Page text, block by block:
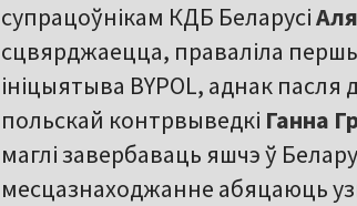
супрацоўнікам КДБ Беларусі
сцвярджаецца, праваліла першы
ініцыятыва BYPOL, аднак пасля
польскай контрвыведкі Ганна
маглі завербаваць яшчэ ў
месцазнаходжанне абяцаюць